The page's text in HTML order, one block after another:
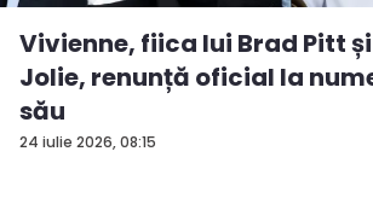
24 iulie 2026, 08:15
Vivienne, fiica lui Brad Pitt
Jolie, renunță oficial la
său